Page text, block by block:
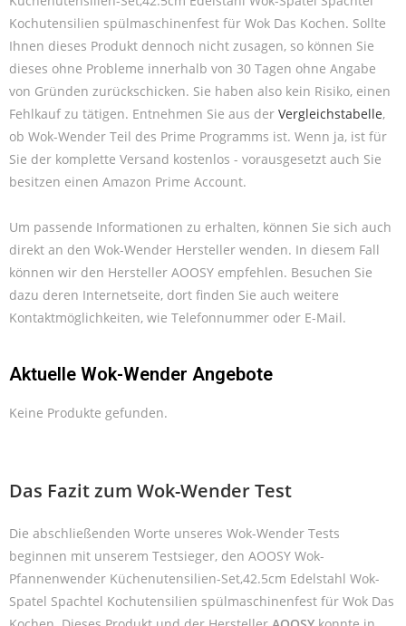
Kochutensilien spülmaschinenfest für Wok Das Kochen. Sollte
Ihnen dieses Produkt dennoch nicht zusagen, so können Sie
dieses ohne Probleme innerhalb von 30 Tagen ohne Angabe
von Gründen zurückschicken. Sie haben also kein Risiko, einen
Fehlkauf zu tätigen. Entnehmen Sie aus der Vergleichstabelle,
ob Wok-Wender Teil des Prime Programms ist. Wenn ja, ist für
Sie der komplette Versand kostenlos - vorausgesetzt auch Sie
besitzen einen Amazon Prime Account.
Um passende Informationen zu erhalten, können Sie sich auch
direkt an den Wok-Wender Hersteller wenden. In diesem Fall
können wir den Hersteller AOOSY empfehlen. Besuchen Sie
dazu deren Internetseite, dort finden Sie auch weitere
Kontaktmöglichkeiten, wie Telefonnummer oder E-Mail.
Aktuelle Wok-Wender Angebote
Keine Produkte gefunden.
Das Fazit zum Wok-Wender Test
Die abschließenden Worte unseres Wok-Wender Tests
beginnen mit unserem Testsieger, den AOOSY Wok-
Pfannenwender Küchenutensilien-Set,42.5cm Edelstahl Wok-
Spatel Spachtel Kochutensilien spülmaschinenfest für Wok Das